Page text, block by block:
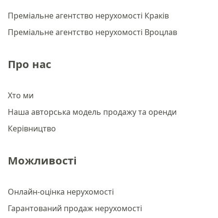
Преміальне агентство нерухомості Краків
Преміальне агентство нерухомості Вроцлав
Про нас
Хто ми
Наша авторська модель продажу та оренди
Керівництво
Можливості
Онлайн-оцінка нерухомості
Гарантований продаж нерухомості